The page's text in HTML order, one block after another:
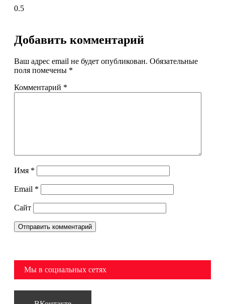
Добавить комментарий
Ваш адрес email не будет опубликован. Обязательные
поля помечены *
Комментарий *
Имя *
Email *
Сайт
Мы в социальных сетях